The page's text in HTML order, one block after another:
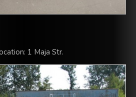
1 Maja Str.